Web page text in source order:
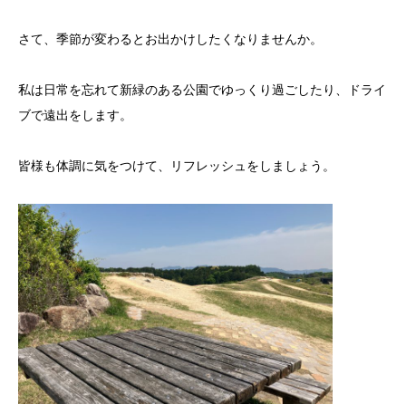
さて、季節が変わるとお出かけしたくなりませんか。
私は日常を忘れて新緑のある公園でゆっくり過ごしたり、ドライ
ブで遠出をします。
皆様も体調に気をつけて、リフレッシュをしましょう。